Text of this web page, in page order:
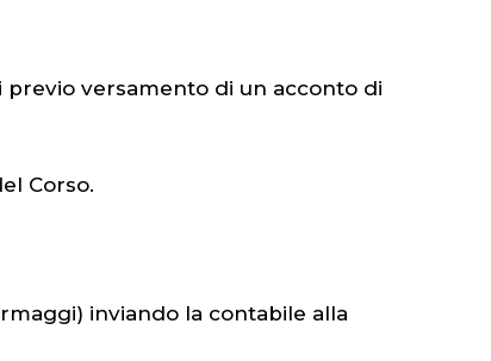
versamento di un acconto di
Corso.
inviando la contabile alla